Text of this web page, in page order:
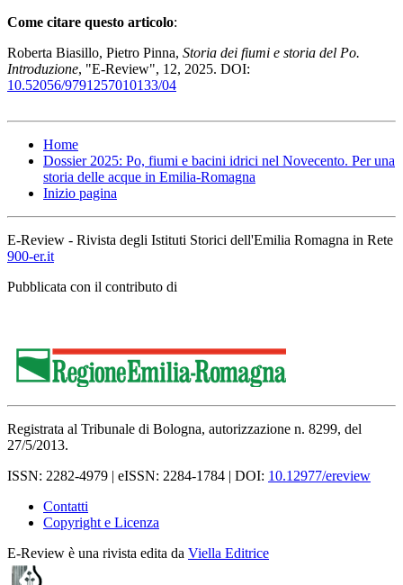
Come citare questo articolo:
Roberta Biasillo, Pietro Pinna, Storia dei fiumi e storia del Po.
Introduzione, "E-Review", 12, 2025. DOI:
10.52056/9791257010133/04
Home
Dossier 2025: Po, fiumi e bacini idrici nel Novecento. Per una
storia delle acque in Emilia-Romagna
Inizio pagina
E-Review - Rivista degli Istituti Storici dell'Emilia Romagna in Rete
900-er.it
Pubblicata con il contributo di
Registrata al Tribunale di Bologna, autorizzazione n. 8299, del
27/5/2013.
ISSN: 2282-4979 | eISSN: 2284-1784 | DOI: 10.12977/ereview
Contatti
Copyright e Licenza
E-Review è una rivista edita da Viella Editrice